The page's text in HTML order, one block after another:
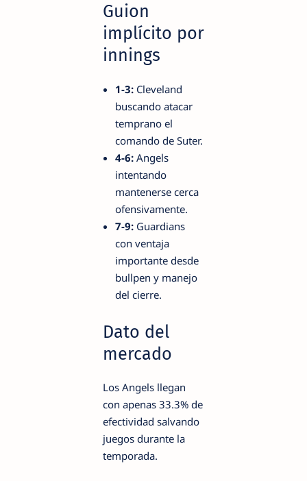
Guion
implícito por
innings
1-3: Cleveland
buscando atacar
temprano el
comando de Suter.
4-6: Angels
intentando
mantenerse cerca
ofensivamente.
7-9: Guardians
con ventaja
importante desde
bullpen y manejo
del cierre.
Dato del
mercado
Los Angels llegan
con apenas 33.3% de
efectividad salvando
juegos durante la
temporada.